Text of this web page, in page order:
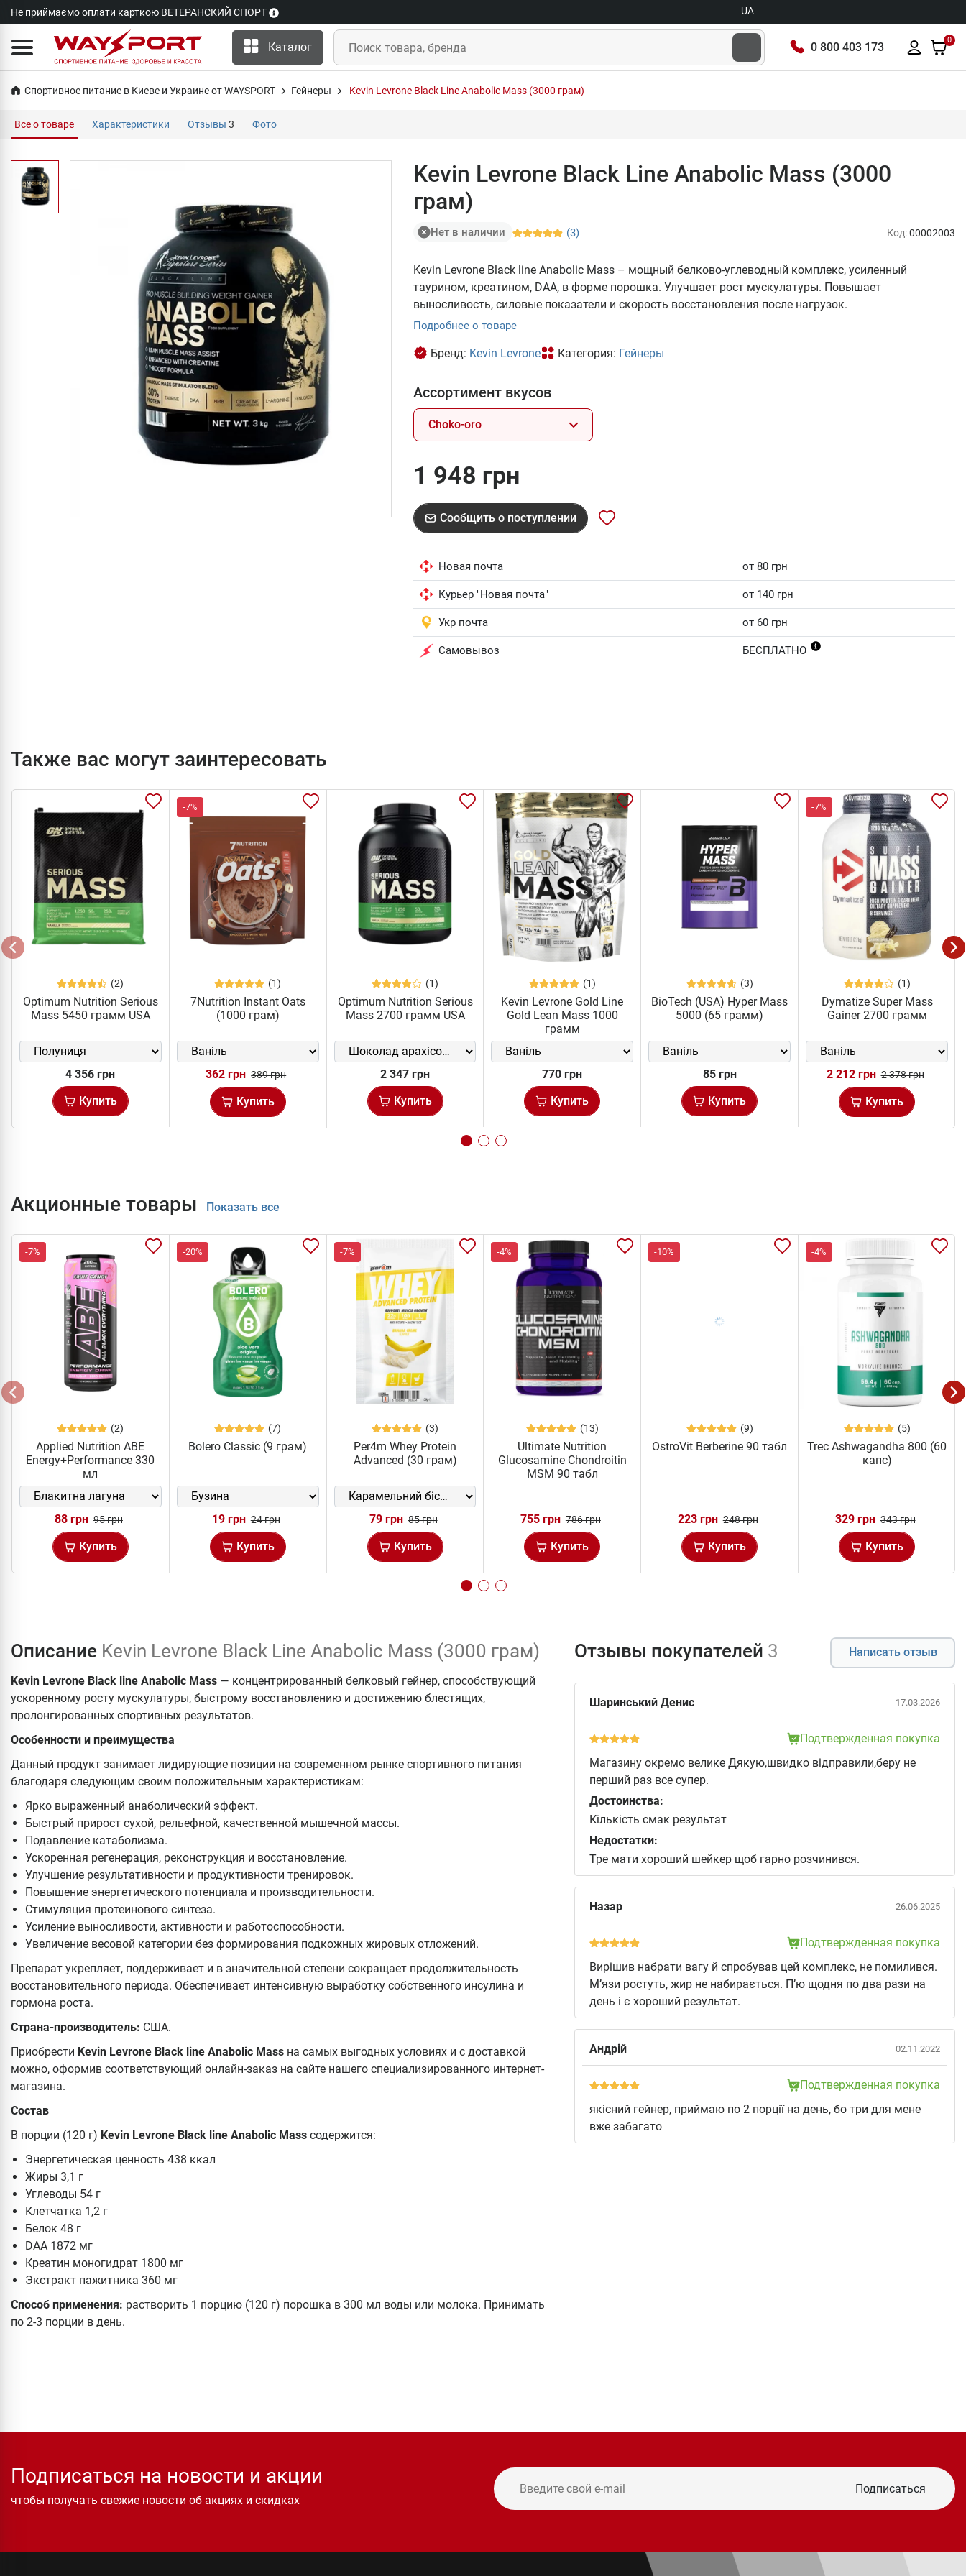
Не приймаємо оплати карткою ВЕТЕРАНСКИЙ СПОРТ UA
Каталог 0 800 403 173
0
Спортивное питание в Киеве и Украине от WAYSPORT Гейнеры Kevin Levrone Black Line Anabolic Mass (3000 грам)
Все о товаре Характеристики Отзывы 3 Фото
Kevin Levrone Black Line Anabolic Mass (3000
грам)
Нет в наличии (3) Код:00002003
Kevin Levrone Black line Anabolic Mass – мощный белково-углеводный комплекс, усиленный
таурином, креатином, DAA, в форме порошка. Улучшает рост мускулатуры. Повышает
выносливость, силовые показатели и скорость восстановления после нагрузок.
Подробнее о товаре
Бренд: Kevin Levrone Категория: Гейнеры
Ассортимент вкусов
Choko-oro
1 948 грн
Сообщить о поступлении
Новая почта от 80 грн
Курьер "Новая почта" от 140 грн
Укр почта от 60 грн
Самовывоз БЕСПЛАТНО
Также вас могут заинтересовать
(2)
Optimum Nutrition Serious
Mass 5450 грамм USA
4 356 грн
Купить
-7%
(1)
7Nutrition Instant Oats
(1000 грам)
362 грн 389 грн
Купить
(1)
Optimum Nutrition Serious
Mass 2700 грамм USA
2 347 грн
Купить
(1)
Kevin Levrone Gold Line
Gold Lean Mass 1000
грамм
770 грн
Купить
(3)
BioTech (USA) Hyper Mass
5000 (65 грамм)
85 грн
Купить
-7%
(1)
Dymatize Super Mass
Gainer 2700 грамм
2 212 грн 2 378 грн
Купить
Акционные товары Показать все
-7%
(2)
Applied Nutrition ABE
Energy+Performance 330
мл
88 грн 95 грн
Купить
-20%
(7)
Bolero Classic (9 грам)
19 грн 24 грн
Купить
-7%
(3)
Per4m Whey Protein
Advanced (30 грам)
79 грн 85 грн
Купить
-4%
(13)
Ultimate Nutrition
Glucosamine Chondroitin
MSM 90 табл
755 грн 786 грн
Купить
-10%
(9)
OstroVit Berberine 90 табл
223 грн 248 грн
Купить
-4%
(5)
Trec Ashwagandha 800 (60
капс)
329 грн 343 грн
Купить
Описание Kevin Levrone Black Line Anabolic Mass (3000 грам)
Kevin Levrone Black line Anabolic Mass — концентрированный белковый гейнер, способствующий
ускоренному росту мускулатуры, быстрому восстановлению и достижению блестящих,
пролонгированных спортивных результатов.
Особенности и преимущества
Данный продукт занимает лидирующие позиции на современном рынке спортивного питания
благодаря следующим своим положительным характеристикам:
Ярко выраженный анаболический эффект.
Быстрый прирост сухой, рельефной, качественной мышечной массы.
Подавление катаболизма.
Ускоренная регенерация, реконструкция и восстановление.
Улучшение результативности и продуктивности тренировок.
Повышение энергетического потенциала и производительности.
Стимуляция протеинового синтеза.
Усиление выносливости, активности и работоспособности.
Увеличение весовой категории без формирования подкожных жировых отложений.
Препарат укрепляет, поддерживает и в значительной степени сокращает продолжительность
восстановительного периода. Обеспечивает интенсивную выработку собственного инсулина и
гормона роста.
Страна-производитель: США.
Приобрести Kevin Levrone Black line Anabolic Mass на самых выгодных условиях и с доставкой
можно, оформив соответствующий онлайн-заказ на сайте нашего специализированного интернет-
магазина.
Состав
В порции (120 г) Kevin Levrone Black line Anabolic Mass содержится:
Энергетическая ценность 438 ккал
Жиры 3,1 г
Углеводы 54 г
Клетчатка 1,2 г
Белок 48 г
DAA 1872 мг
Креатин моногидрат 1800 мг
Экстракт пажитника 360 мг
Способ применения: растворить 1 порцию (120 г) порошка в 300 мл воды или молока. Принимать
по 2-3 порции в день.
Отзывы покупателей 3 Написать отзыв
Шаринський Денис 17.03.2026
Подтвержденная покупка
Магазину окремо велике Дякую,швидко відправили,беру не
перший раз все супер.
Достоинства:
Кількість смак результат
Недостатки:
Тре мати хороший шейкер щоб гарно розчинився.
Назар 26.06.2025
Подтвержденная покупка
Вирішив набрати вагу й спробував цей комплекс, не помилився.
М’язи ростуть, жир не набирається. П’ю щодня по два рази на
день і є хороший результат.
Андрій 02.11.2022
Подтвержденная покупка
якісний гейнер, приймаю по 2 порції на день, бо три для мене
вже забагато
Подписаться на новости и акции
чтобы получать свежие новости об акциях и скидках
Подписаться